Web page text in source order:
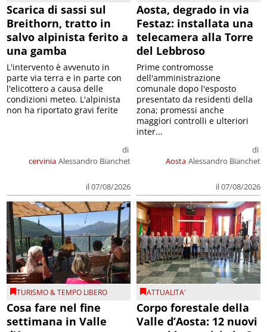
Scarica di sassi sul
Breithorn, tratto in
salvo alpinista ferito a
una gamba
cervinia
di
Alessandro Bianchet
il 07/08/2026
L'intervento è avvenuto in
parte via terra e in parte con
l'elicottero a causa delle
condizioni meteo. L'alpinista
non ha riportato gravi ferite
Aosta, degrado in via
Festaz: installata una
telecamera alla Torre
del Lebbroso
Aosta
di
Alessandro Bianchet
il 07/08/2026
Prime contromosse
dell'amministrazione
comunale dopo l'esposto
presentato da residenti della
zona; promessi anche
maggiori controlli e ulteriori
inter...
TURISMO & TEMPO LIBERO
Cosa fare nel fine
settimana in Valle
ATTUALITA'
Corpo forestale della
Valle d’Aosta: 12 nuovi